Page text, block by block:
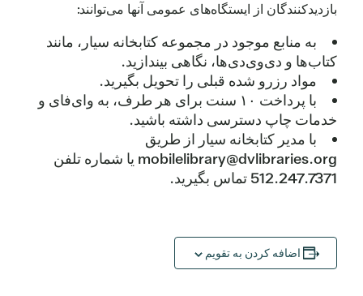
بازدیدکنندگان از ایستگاه‌های عمومی آنها می‌توانند:
به منابع موجود در مجموعه کتابخانه سیار، مانند
کتاب‌ها و دی‌وی‌دی‌ها، نگاهی بیندازید.
مواد رزرو شده قبلی را تحویل بگیرید.
با پرداخت ۱۰ سنت برای هر طرف، به وای‌فای و
خدمات چاپ دسترسی داشته باشید.
با مدیر کتابخانه سیار از طریق
mobilelibrary@dvlibraries.org یا شماره تلفن
512.247.7371 تماس بگیرید.
اضافه کردن به تقویم